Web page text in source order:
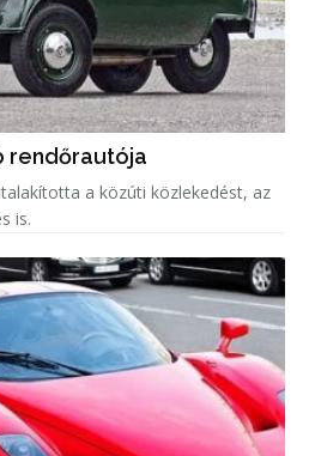
rendőrautója
a közúti közlekedést, az
is.